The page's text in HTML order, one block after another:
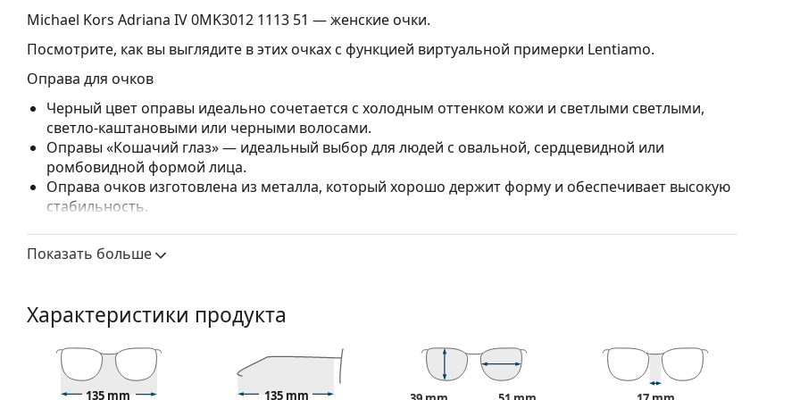
Michael Kors Adriana IV 0MK3012 1113 51 — женские очки.
Посмотрите, как вы выглядите в этих очках с функцией виртуальной примерки Lentiamo.
Оправа для очков
Черный цвет оправы идеально сочетается с холодным оттенком кожи и светлыми светлыми,
светло-каштановыми или черными волосами.
Оправы «Кошачий глаз» — идеальный выбор для людей с овальной, сердцевидной или
ромбовидной формой лица.
Оправа очков изготовлена из металла, который хорошо держит форму и обеспечивает высокую
стабильность.
заметным дизайном. Они прочные, долговечные и полностью закрывают линзы, защищая их от
повреждений. Этот тип оправы подходит для всех линз, включая более толстые с более
повышения комфорта. Регулировка носоупоров всегда должна выполняться опытным оптиком,
чтобы предотвратить повреждение или поломку.
Аксессуары
Показать больше
Характеристики продукта
135 mm 135 mm